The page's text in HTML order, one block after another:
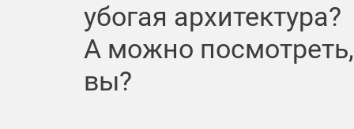
убогая архитектура?
А можно посмотреть,
вы?